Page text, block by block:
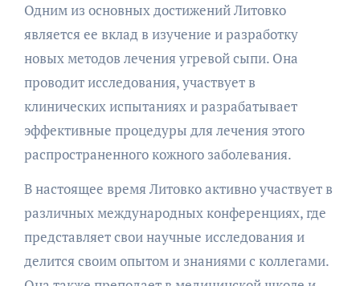
Одним из основных достижений Литовко
является ее вклад в изучение и разработку
новых методов лечения угревой сыпи. Она
проводит исследования, участвует в
клинических испытаниях и разрабатывает
эффективные процедуры для лечения этого
распространенного кожного заболевания.
В настоящее время Литовко активно участвует в
различных международных конференциях, где
представляет свои научные исследования и
делится своим опытом и знаниями с коллегами.